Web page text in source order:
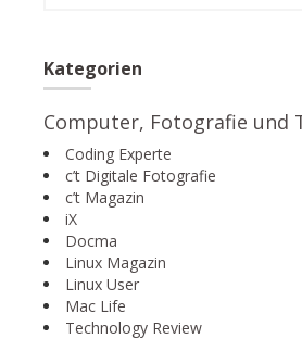
Kategorien
Computer, Fotografie und
Coding Experte
c’t Digitale Fotografie
c’t Magazin
iX
Docma
Linux Magazin
Linux User
Mac Life
Technology Review